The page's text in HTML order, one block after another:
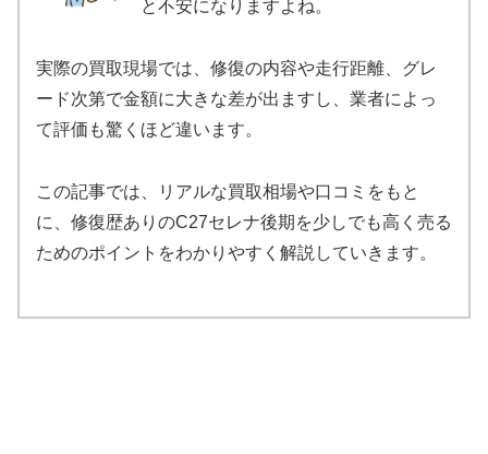
と不安になりますよね。
実際の買取現場では、修復の内容や走行距離、グレ
ード次第で金額に大きな差が出ますし、業者によっ
て評価も驚くほど違います。
この記事では、リアルな買取相場や口コミをもと
に、修復歴ありのC27セレナ後期を少しでも高く売る
ためのポイントをわかりやすく解説していきます。